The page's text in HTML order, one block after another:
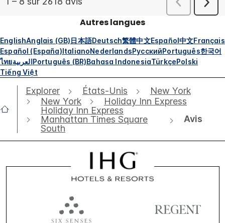
Autres langues
EnglishAnglais (GB)日本語Deutsch繁體中文Español中文Français
Español (España)ItalianoNederlandsРусскийPortuguês한국어
ไทยالعربيةPortuguês (BR)Bahasa IndonesiaTürkçePolski
Tiếng Việt
Explorer États-Unis
New York
New York
Holiday Inn Express
Holiday Inn Express
Manhattan Times Square
South
Avis